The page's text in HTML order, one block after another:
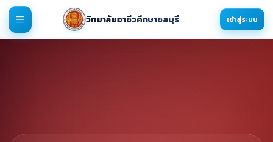
วิทยาลัยอาชีวศึกษาชลบุรี เข้าสู่ระบบ